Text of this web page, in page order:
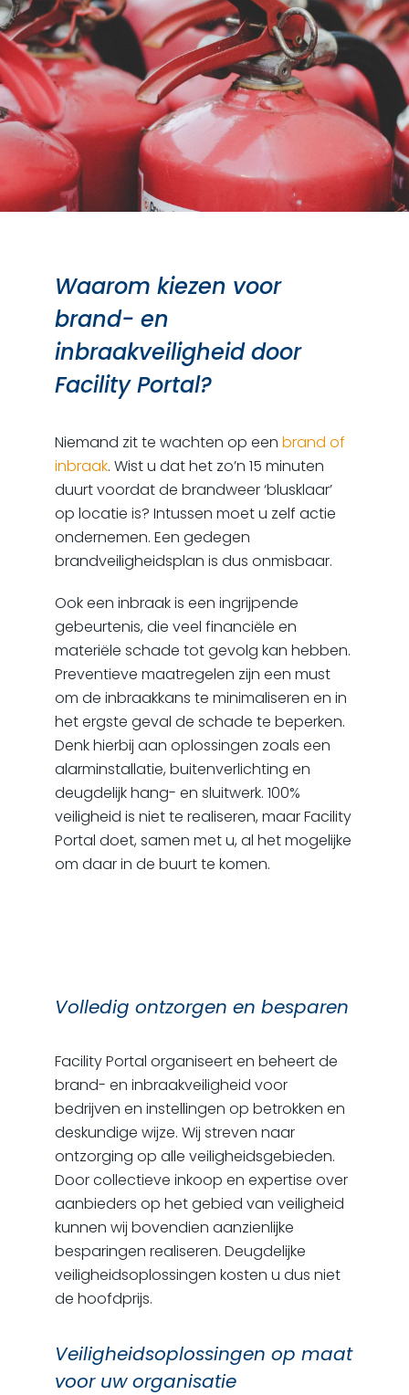
Waarom kiezen voor
brand- en
inbraakveiligheid door
Facility Portal?
Niemand zit te wachten op een brand of
inbraak. Wist u dat het zo’n 15 minuten
duurt voordat de brandweer ‘blusklaar’
op locatie is? Intussen moet u zelf actie
ondernemen. Een gedegen
brandveiligheidsplan is dus onmisbaar.
Ook een inbraak is een ingrijpende
gebeurtenis, die veel financiële en
materiële schade tot gevolg kan hebben.
Preventieve maatregelen zijn een must
om de inbraakkans te minimaliseren en in
het ergste geval de schade te beperken.
Denk hierbij aan oplossingen zoals een
alarminstallatie, buitenverlichting en
deugdelijk hang- en sluitwerk. 100%
veiligheid is niet te realiseren, maar Facility
Portal doet, samen met u, al het mogelijke
om daar in de buurt te komen.
Volledig ontzorgen en besparen
Facility Portal organiseert en beheert de
brand- en inbraakveiligheid voor
bedrijven en instellingen op betrokken en
deskundige wijze. Wij streven naar
ontzorging op alle veiligheidsgebieden.
Door collectieve inkoop en expertise over
aanbieders op het gebied van veiligheid
kunnen wij bovendien aanzienlijke
besparingen realiseren. Deugdelijke
veiligheidsoplossingen kosten u dus niet
de hoofdprijs.
Veiligheidsoplossingen op maat
voor uw organisatie